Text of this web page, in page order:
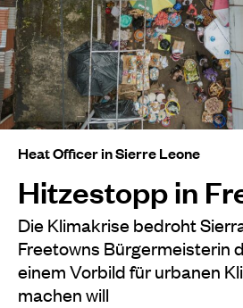
Heat Officer in Sierre Leone
Hitzestopp in
Die Klimakrise bedroht
Freetowns Bürgermeisterin
einem Vorbild für urbanen
machen will